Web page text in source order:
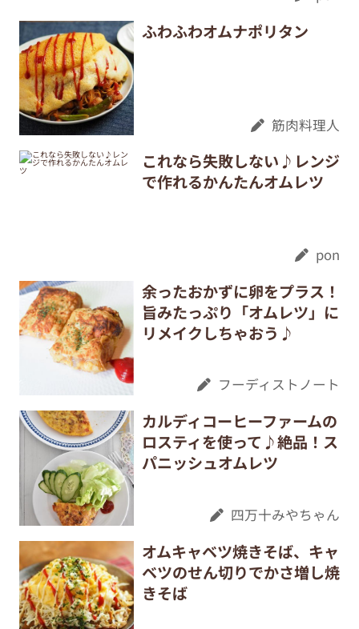
ふわふわオムナポリタン
筋肉料理人
これなら失敗しない♪レンジ
で作れるかんたんオムレツ
pon
余ったおかずに卵をプラス！
旨みたっぷり「オムレツ」に
リメイクしちゃおう♪
フーディストノート
カルディコーヒーファームの
ロスティを使って♪絶品！ス
パニッシュオムレツ
四万十みやちゃん
オムキャベツ焼きそば、キャ
ベツのせん切りでかさ増し焼
きそば